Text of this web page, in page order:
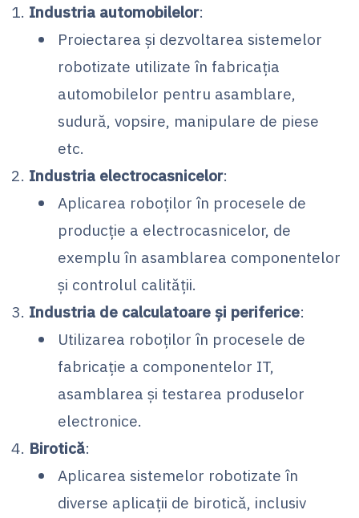
Industria automobilelor:
Proiectarea și dezvoltarea sistemelor
robotizate utilizate în fabricația
automobilelor pentru asamblare,
sudură, vopsire, manipulare de piese
etc.
Industria electrocasnicelor:
Aplicarea roboților în procesele de
producție a electrocasnicelor, de
exemplu în asamblarea componentelor
și controlul calității.
Industria de calculatoare și periferice:
Utilizarea roboților în procesele de
fabricație a componentelor IT,
asamblarea și testarea produselor
electronice.
Birotică:
Aplicarea sistemelor robotizate în
diverse aplicații de birotică, inclusiv